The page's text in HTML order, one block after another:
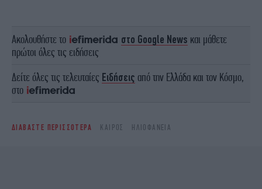
Ακολουθήστε το στο Google News και μάθετε
πρώτοι όλες τις ειδήσεις
Δείτε όλες τις τελευταίες Ειδήσεις από την Ελλάδα και τον Κόσμο,
στο
ΔΙΑΒΑΣΤΕ ΠΕΡΙΣΣΟΤΕΡΑ ΚΑΙΡΌΣ ΗΛΙΟΦΆΝΕΙΑ